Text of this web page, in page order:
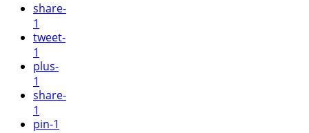
share-
1
tweet-
1
plus-
1
share-
1
pin-1